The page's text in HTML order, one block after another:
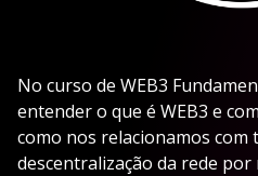
No curso de WEB3
entender o que é WEB3 e
como nos relacionamos com
descentralização da rede por